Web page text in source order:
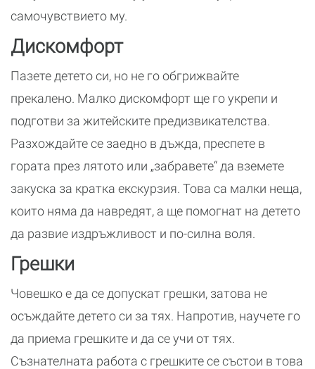
самочувствието му.
Дискомфорт
Пазете детето си, но не го обгрижвайте
прекалено. Малко дискомфорт ще го укрепи и
подготви за житейските предизвикателства.
Разхождайте се заедно в дъжда, преспете в
гората през лятото или „забравете“ да вземете
закуска за кратка екскурзия. Това са малки неща,
които няма да навредят, а ще помогнат на детето
да развие издръжливост и по-силна воля.
Грешки
Човешко е да се допускат грешки, затова не
осъждайте детето си за тях. Напротив, научете го
да приема грешките и да се учи от тях.
Съзнателната работа с грешките се състои в това